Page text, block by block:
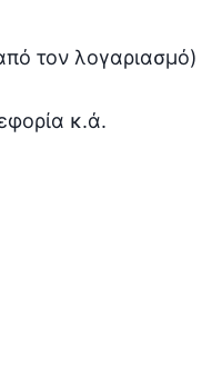
τον λογαριασμό)
κ.ά.